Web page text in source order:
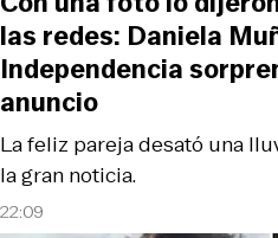
22:09
La feliz pareja desató una
la gran noticia.
las redes: Daniela
Independencia
anuncio